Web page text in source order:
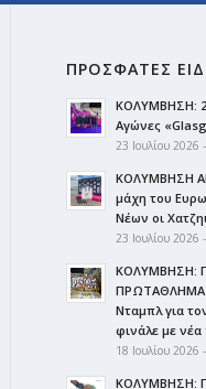
ΠΡΟΣΦΑΤΕΣ
ΚΟΛΥΜΒΗΣΗ:
Αγώνες
23 Ιουλίου 2026
ΚΟΛΥΜΒΗΣΗ
μάχη του
Νέων οι
23 Ιουλίου 2026
ΚΟΛΥΜΒΗΣΗ:
Νταμπλ για
φινάλε με
18 Ιουλίου 2026
ΚΟΛΥΜΒΗΣΗ: